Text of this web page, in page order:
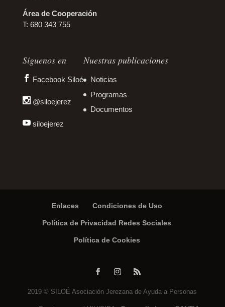
Área de Cooperación
T: 680 343 755
Síguenos en
Facebook Siloé
@siloejerez
siloejerez
Nuestras publicaciones
Noticias
Programas
Documentos
Enlaces Condiciones de Uso
Política de Privacidad Redes Sociales
Política de Cookies
2019 © SILOÉ Asociación Jerezana de Ayuda a Personas